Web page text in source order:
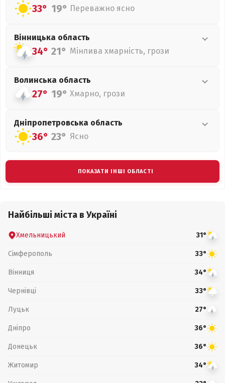
33° 19° Переважно ясно
Вінницька область
34° 21° Мінлива хмарність, грози
Волинська область
27° 19° Хмарно, грози
Дніпропетровська область
36° 23° Ясно
ПОКАЗАТИ ІНШІ ОБЛАСТІ
Найбільші міста в Україні
Хмельницький 31°
Сімферополь 33°
Вінниця 34°
Чернівці 33°
Луцьк 27°
Дніпро 36°
Донецьк 36°
Житомир 34°